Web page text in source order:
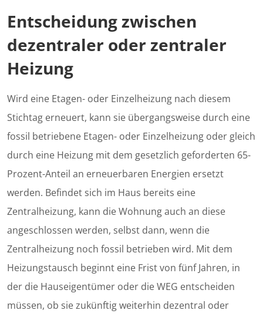
Entscheidung zwischen
dezentraler oder zentraler
Heizung
Wird eine Etagen- oder Einzelheizung nach diesem
Stichtag erneuert, kann sie übergangsweise durch eine
fossil betriebene Etagen- oder Einzelheizung oder gleich
durch eine Heizung mit dem gesetzlich geforderten 65-
Prozent-Anteil an erneuerbaren Energien ersetzt
werden. Befindet sich im Haus bereits eine
Zentralheizung, kann die Wohnung auch an diese
angeschlossen werden, selbst dann, wenn die
Zentralheizung noch fossil betrieben wird. Mit dem
Heizungstausch beginnt eine Frist von fünf Jahren, in
der die Hauseigentümer oder die WEG entscheiden
müssen, ob sie zukünftig weiterhin dezentral oder